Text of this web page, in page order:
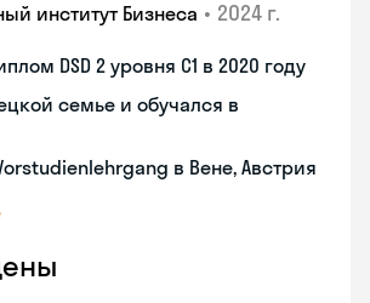
институт Бизнеса • 2024 г.
DSD 2 уровня С1 в 2020 году
семье и обучался в
в Вене, Австрия